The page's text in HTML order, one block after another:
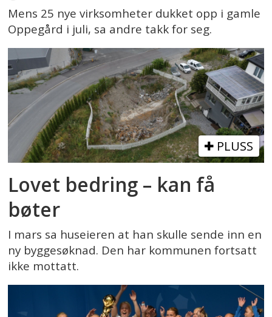
Mens 25 nye virksomheter dukket opp i gamle
Oppegård i juli, sa andre takk for seg.
PLUSS
Lovet bedring – kan få
bøter
I mars sa huseieren at han skulle sende inn en
ny byggesøknad. Den har kommunen fortsatt
ikke mottatt.